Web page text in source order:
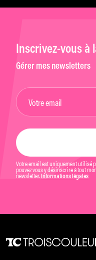
Inscrivez-vous à
Gérer mes newsletters
Votre email est uniquement utilisé
pouvez vous y désinscrire à tout
newsletter. Informations légales